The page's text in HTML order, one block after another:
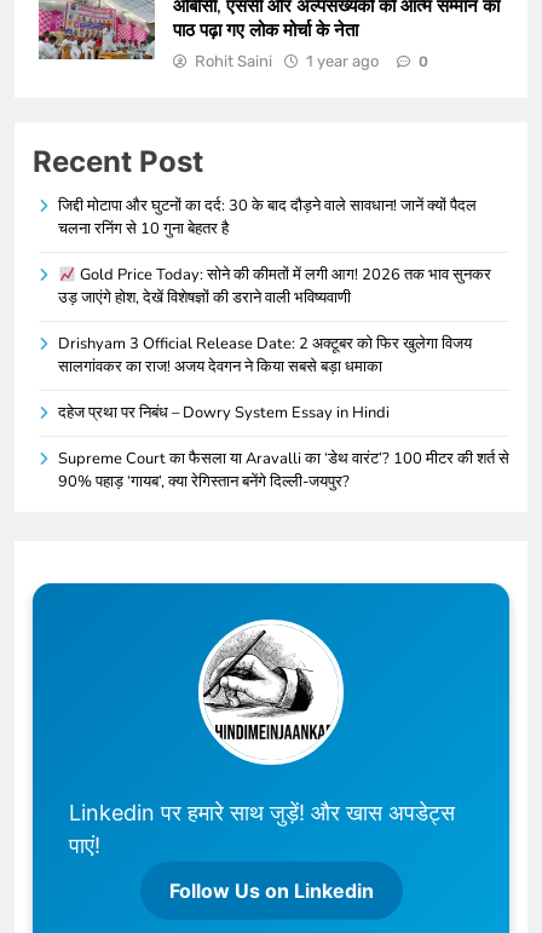
ओबीसी, एससी और अल्पसंख्यकों को आत्म सम्मान का
पाठ पढ़ा गए लोक मोर्चा के नेता
Rohit Saini 1 year ago 0
Recent Post
जिद्दी मोटापा और घुटनों का दर्द: 30 के बाद दौड़ने वाले सावधान! जानें क्यों पैदल
चलना रनिंग से 10 गुना बेहतर है
Gold Price Today: सोने की कीमतों में लगी आग! 2026 तक भाव सुनकर
उड़ जाएंगे होश, देखें विशेषज्ञों की डराने वाली भविष्यवाणी
Drishyam 3 Official Release Date: 2 अक्टूबर को फिर खुलेगा विजय
सालगांवकर का राज! अजय देवगन ने किया सबसे बड़ा धमाका
दहेज प्रथा पर निबंध – Dowry System Essay in Hindi
Supreme Court का फैसला या Aravalli का ‘डेथ वारंट’? 100 मीटर की शर्त से
90% पहाड़ ‘गायब’, क्या रेगिस्तान बनेंगे दिल्ली-जयपुर?
Linkedin पर हमारे साथ जुड़ें! और खास अपडेट्स
पाएं!
Follow Us on Linkedin